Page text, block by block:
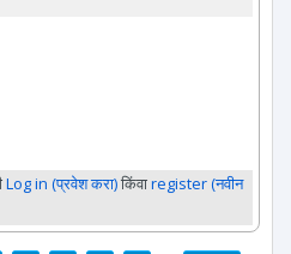
Log in (प्रवेश करा)किंवाregister (नवीन